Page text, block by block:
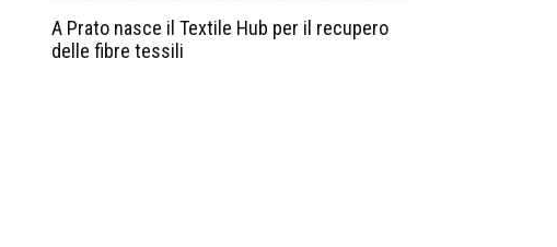
A Prato nasce il Textile Hub per il recupero
delle fibre tessili